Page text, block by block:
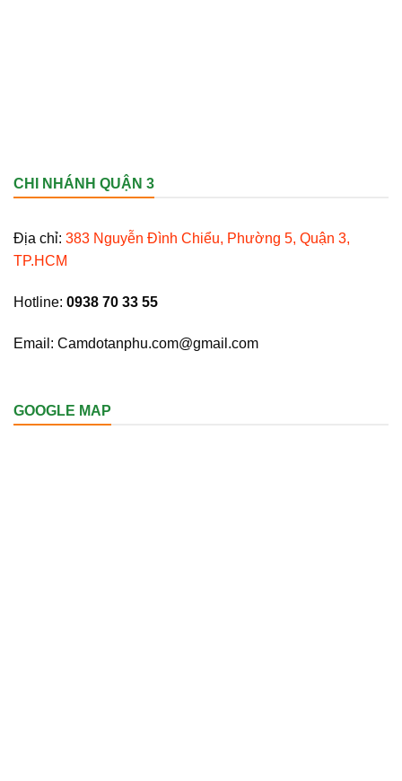
CHI NHÁNH QUẬN 3
Địa chỉ: 383 Nguyễn Đình Chiểu, Phường 5, Quận 3,
TP.HCM
Hotline: 0938 70 33 55
Email: Camdotanphu.com@gmail.com
GOOGLE MAP